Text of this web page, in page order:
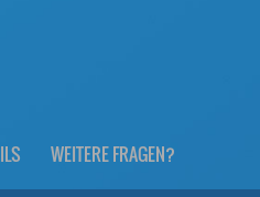
WEITERE FRAGEN?